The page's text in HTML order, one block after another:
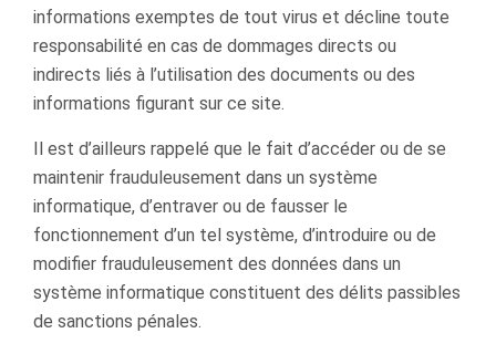
informations exemptes de tout virus et décline toute
responsabilité en cas de dommages directs ou
indirects liés à l’utilisation des documents ou des
informations ﬁgurant sur ce site.
Il est d’ailleurs rappelé que le fait d’accéder ou de se
maintenir frauduleusement dans un système
informatique, d’entraver ou de fausser le
fonctionnement d’un tel système, d’introduire ou de
modiﬁer frauduleusement des données dans un
système informatique constituent des délits passibles
de sanctions pénales.